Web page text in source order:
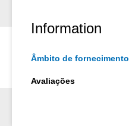
Information
Âmbito de fornecimento
Avaliações